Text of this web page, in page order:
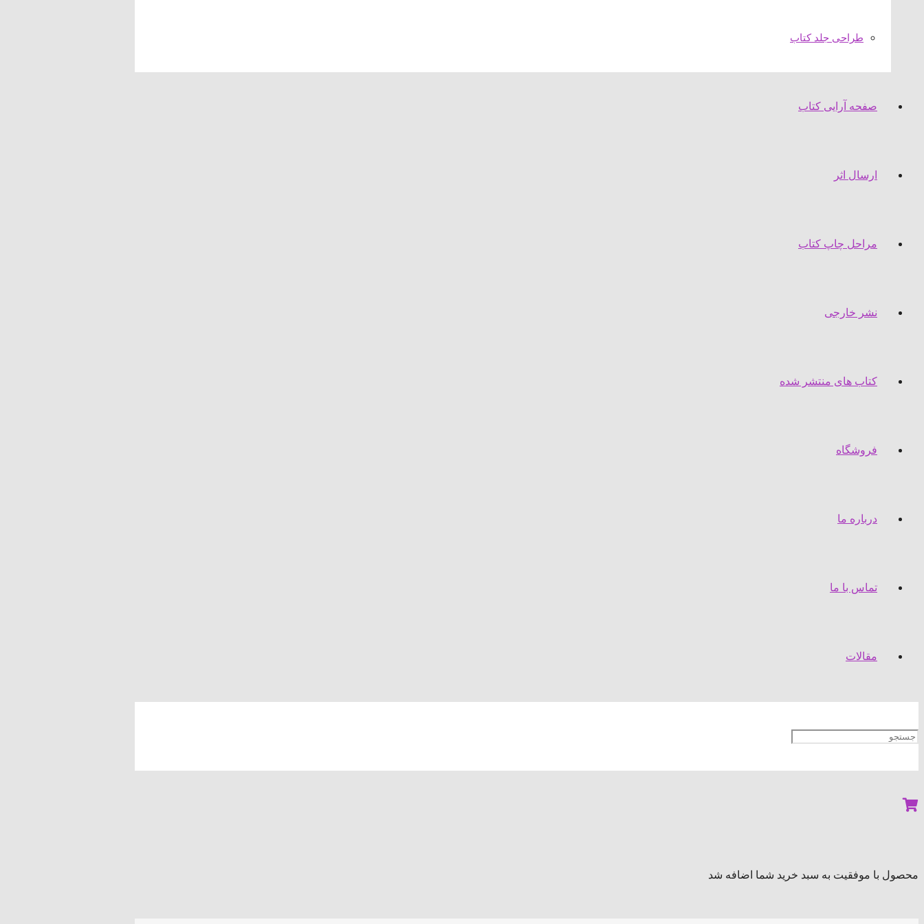
طراحی جلد کتاب
صفحه آرایی کتاب
ارسال اثر
مراحل چاپ کتاب
نشر خارجی
کتاب های منتشر شده
فروشگاه
درباره ما
تماس با ما
مقالات
محصول با موفقیت به سبد خرید شما اضافه شد